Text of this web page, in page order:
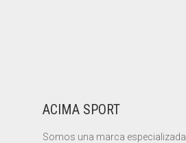
ACIMA SPORT
Somos una marca